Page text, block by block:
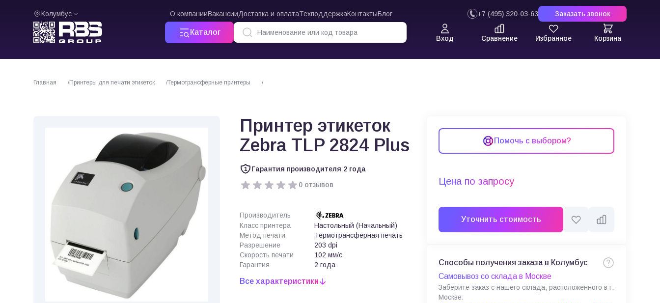
Колумбус О компанииВакансииДоставка и оплатаТехподдержкаКонтактыБлог +7 (495) 320-03-63 Заказать звонок
Каталог
Вход Сравнение Избранное Корзина
Главная Принтеры для печати этикеток Термотрансферные принтеры
Принтер этикеток
Zebra TLP 2824 Plus
Гарантия производителя 2 года
0 отзывов
Производитель
Класс принтера
Настольный (Начальный)
Метод печати
Термотрансферная печать
Разрешение
203 dpi
Скорость печати
102 мм/с
Гарантия
2 года
Все характеристики
Помочь с выбором?
Цена по запросу
Уточнить стоимость
Способы получения заказа в Колумбус
Самовывоз со склада в Москве
Заберите заказ с нашего склада, расположенного в г.
Москве.